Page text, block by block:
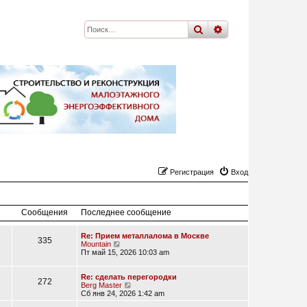
поискрасширенный
Вход
Регистрация
Сообщения Последнее сообщение
335
Re: Прием металлалома в Москве
Mountain
е
й
т
и
Пт май 15, 2026 10:03 am
272
Re: сделать перегородки
Berg Master
е
Сб янв 24, 2026 1:42 am